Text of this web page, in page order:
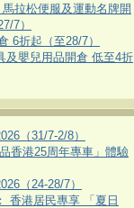
拉松便服及運動名牌開
7）
6折起（至28/7）
及嬰兒用品開倉 低至4折
（31/7-2/8）
香港25周年專車」體驗
（24-28/7）
香港居民專享 「夏日